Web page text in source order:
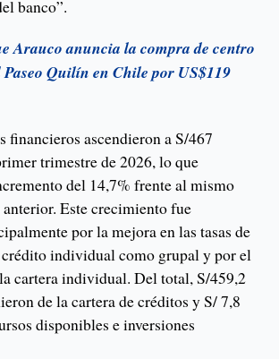
banco”.
Arauco anuncia la compra de centro
Quilín en Chile por US$119
financieros ascendieron a S/467
trimestre de 2026, lo que
del 14,7% frente al mismo
Este crecimiento fue
por la mejora en las tasas de
individual como grupal y por el
cartera individual. Del total, S/459,2
de la cartera de créditos y S/ 7,8
disponibles e inversiones